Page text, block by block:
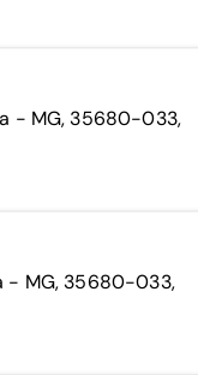
- MG, 35680-033,
- MG, 35680-033,